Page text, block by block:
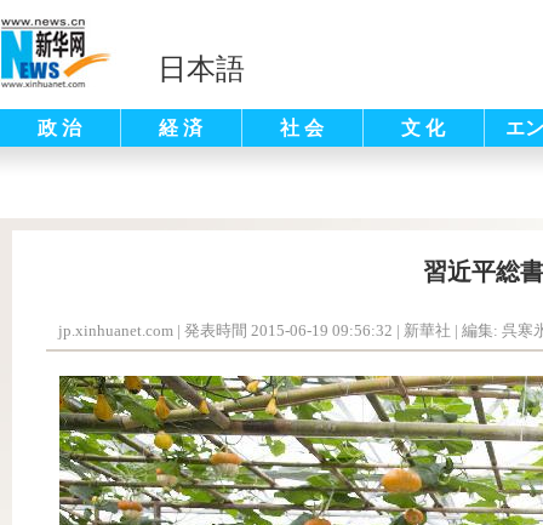
日本語
政 治 経 済 社 会 文 化 エ
習近平総
jp.xinhuanet.com | 発表時間 2015-06-19 09:56:32 | 新華社 | 編集: 呉寒